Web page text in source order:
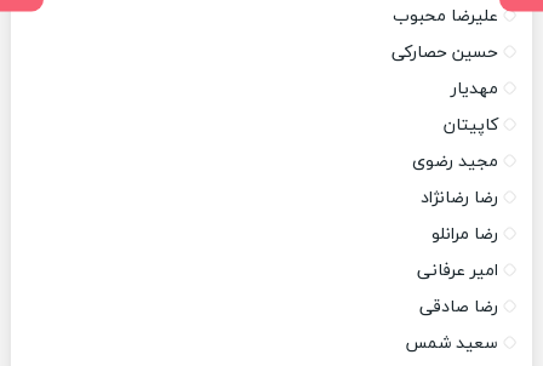
علیرضا محبوب
حسین حصارکی
مهدیار
کاپیتان
مجید رضوی
رضا رضانژاد
رضا مرانلو
امیر عرفانی
رضا صادقی
سعید شمس